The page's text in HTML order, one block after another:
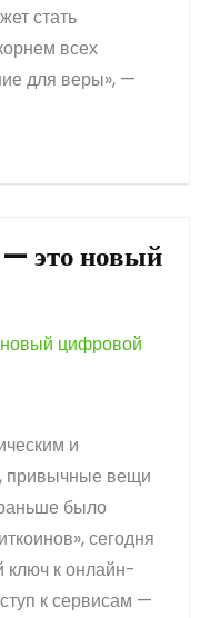
стать
всех
для веры», —
это новый
и
привычные вещи
было
сегодня
ключ к онлайн-
к сервисам —